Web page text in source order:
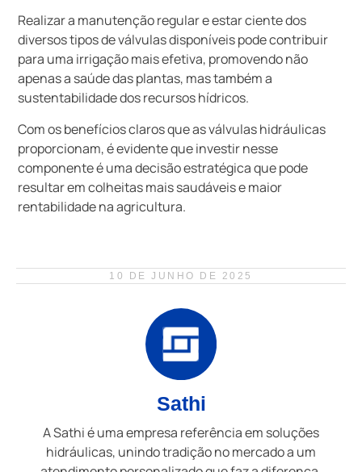
Realizar a manutenção regular e estar ciente dos
diversos tipos de válvulas disponíveis pode contribuir
para uma irrigação mais efetiva, promovendo não
apenas a saúde das plantas, mas também a
sustentabilidade dos recursos hídricos.
Com os benefícios claros que as válvulas hidráulicas
proporcionam, é evidente que investir nesse
componente é uma decisão estratégica que pode
resultar em colheitas mais saudáveis e maior
rentabilidade na agricultura.
10 DE JUNHO DE 2025
Sathi
A Sathi é uma empresa referência em soluções
hidráulicas, unindo tradição no mercado a um